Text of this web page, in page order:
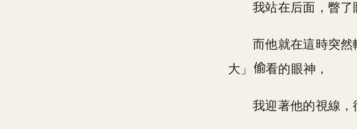
我站在后面，瞥
而他就在這時突
大」
看的眼神，
我迎著他的視線，